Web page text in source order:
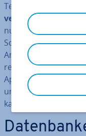
Technik am Hut
ver­ständ­lich
sein.
nut­zer­freund­li­che
Source-Software zu
Ansätze
re­la­tio­na­ler
Apache CouchDB
und welche Vorteile
kann, erfahren Sie in